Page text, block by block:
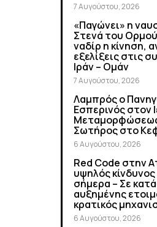
7 Αυγούστου, 2026
«Παγώνει» η
Στενά του
ναδίρ η κίνηση,
εξελίξεις στις
Ιράν – Ομάν
7 Αυγούστου, 2026
Λαμπρός ο
Εσπερινός στον
Σωτήρος στο
6 Αυγούστου, 2026
Red Code στην
υψηλός
σήμερα – Σε
αυξημένης
κρατικός
6 Αυγούστου, 2026